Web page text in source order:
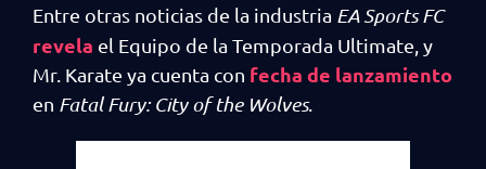
Entre otras noticias de la industria EA Sports FC
revela el Equipo de la Temporada Ultimate, y
Mr. Karate ya cuenta con fecha de lanzamiento
en Fatal Fury: City of the Wolves.